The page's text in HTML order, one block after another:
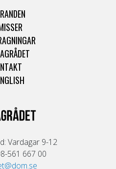
Vardagar 9-12
561 667 00